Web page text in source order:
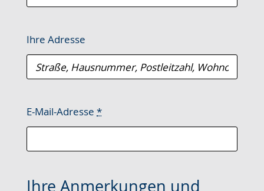
Ihre Adresse
E-Mail-Adresse *
Ihre Anmerkungen und